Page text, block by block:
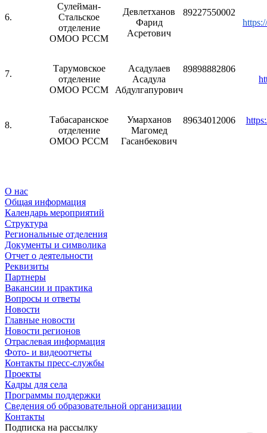
6.
Сулейман-
Стальское
отделение
ОМОО РССМ
Девлетханов
Фарид
Асретович
89227550002
7.
Тарумовское
отделение
ОМОО РССМ
Асадулаев
Асадула
Абдулгапурович
89898882806
8.
Табасаранское
отделение
ОМОО РССМ
Умарханов
Магомед
Гасанбекович
89634012006
О нас
Общая информация
Календарь мероприятий
Структура
Региональные отделения
Документы и символика
Отчет о деятельности
Реквизиты
Партнеры
Вакансии и практика
Вопросы и ответы
Новости
Главные новости
Новости регионов
Отраслевая информация
Фото- и видеоотчеты
Контакты пресс-службы
Проекты
Кадры для села
Программы поддержки
Сведения об образовательной организации
Контакты
Подписка на рассылку